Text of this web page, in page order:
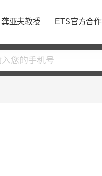
龚亚夫教授 ETS官方合作